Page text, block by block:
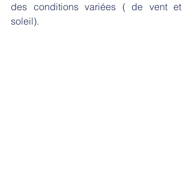
des conditions variées ( de vent et
soleil).